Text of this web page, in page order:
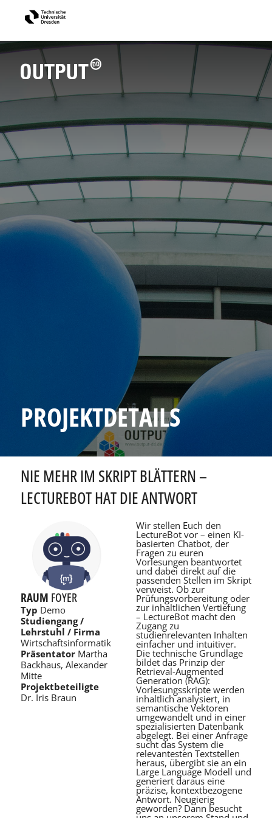
PROJEKTDETAILS
NIE MEHR IM SKRIPT BLÄTTERN –
LECTUREBOT HAT DIE ANTWORT
RAUM FOYER
Typ Demo
Studiengang /
Lehrstuhl / Firma
Wirtschaftsinformatik
PräsentatorMartha
Backhaus, Alexander
Mitte
Projektbeteiligte
Dr. Iris Braun
Wir stellen Euch den
LectureBot vor – einen KI-
basierten Chatbot, der
Fragen zu euren
Vorlesungen beantwortet
und dabei direkt auf die
passenden Stellen im Skript
verweist. Ob zur
Prüfungsvorbereitung oder
zur inhaltlichen Vertiefung
– LectureBot macht den
Zugang zu
studienrelevanten Inhalten
einfacher und intuitiver.
Die technische Grundlage
bildet das Prinzip der
Retrieval-Augmented
Generation (RAG):
Vorlesungsskripte werden
inhaltlich analysiert, in
semantische Vektoren
umgewandelt und in einer
spezialisierten Datenbank
abgelegt. Bei einer Anfrage
sucht das System die
relevantesten Textstellen
heraus, übergibt sie an ein
Large Language Modell und
generiert daraus eine
präzise, kontextbezogene
Antwort. Neugierig
geworden? Dann besucht